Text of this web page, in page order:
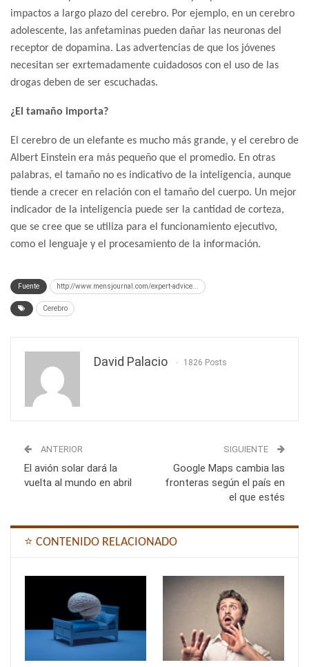
impactos a largo plazo del cerebro. Por ejemplo, en un cerebro
adolescente, las anfetaminas pueden dañar las neuronas del
receptor de dopamina. Las advertencias de que los jóvenes
necesitan ser exrtemadamente cuidadosos con el uso de las
drogas deben de ser escuchadas.
¿El tamaño importa?
El cerebro de un elefante es mucho más grande, y el cerebro de
Albert Einstein era más pequeño que el promedio. En otras
palabras, el tamaño no es indicativo de la inteligencia, aunque
tiende a crecer en relación con el tamaño del cuerpo. Un mejor
indicador de la inteligencia puede ser la cantidad de corteza,
que se cree que se utiliza para el funcionamiento ejecutivo,
como el lenguaje y el procesamiento de la información.
Fuente http://www.mensjournal.com/expert-advice...
Cerebro
David Palacio 1826 Posts
ANTERIOR
El avión solar dará la
vuelta al mundo en abril
SIGUIENTE
Google Maps cambia las
fronteras según el país en
el que estés
⭐ CONTENIDO RELACIONADO